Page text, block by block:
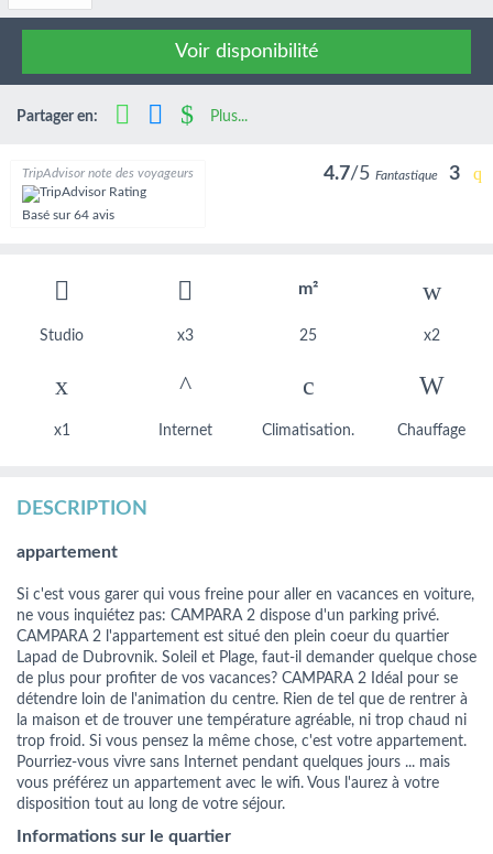
Voir disponibilité
Partager en: Plus...
TripAdvisor note des voyageurs
Basé sur64 avis
4.7/5 Fantastique 3
m²
Studio x3 25 x2
x1 Internet Climatisation. Chauffage
DESCRIPTION
appartement
Si c'est vous garer qui vous freine pour aller en vacances en voiture,
ne vous inquiétez pas: CAMPARA 2 dispose d'un parking privé.
CAMPARA 2 l'appartement est situé den plein coeur du quartier
Lapad de Dubrovnik. Soleil et Plage, faut-il demander quelque chose
de plus pour profiter de vos vacances? CAMPARA 2 Idéal pour se
détendre loin de l'animation du centre. Rien de tel que de rentrer à
la maison et de trouver une température agréable, ni trop chaud ni
trop froid. Si vous pensez la même chose, c'est votre appartement.
Pourriez-vous vivre sans Internet pendant quelques jours ... mais
vous préférez un appartement avec le wifi. Vous l'aurez à votre
disposition tout au long de votre séjour.
Informations sur le quartier